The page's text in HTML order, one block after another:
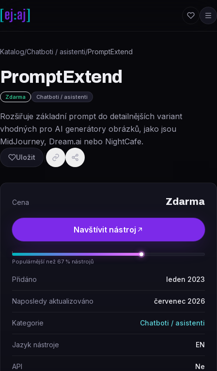
Katalog/Chatboti / asistenti/PromptExtend
PromptExtend
Zdarma Chatboti / asistenti
Rozšiřuje základní prompt do detailnějších variant
vhodných pro AI generátory obrázků, jako jsou
MidJourney, Dream.ai nebo NightCafe.
Uložit
Cena Zdarma
Navštívit nástroj
Populárnější než 67 % nástrojů
Přidáno leden 2023
Naposledy aktualizováno červenec 2026
Kategorie Chatboti / asistenti
Jazyk nástroje EN
API Ne